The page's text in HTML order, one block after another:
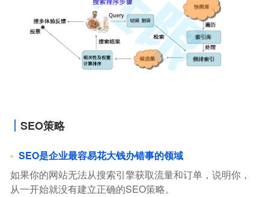
SEO策略
SEO是企业最容易花大钱办错事的领域
如果你的网站无法从搜索引擎获取流量和订单，说明你，
从一开始就没有建立正确的SEO策略。